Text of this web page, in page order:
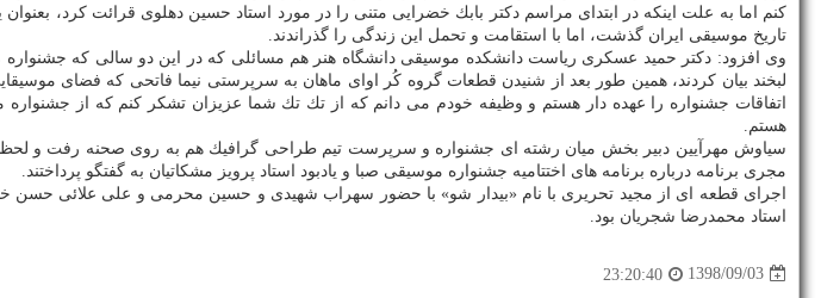
كنم اما به علت اینكه در ابتدای مراسم دكتر بابك خضرایی متنی را در مورد استاد حسین دهلوی قرائت كرد،
تاریخ موسیقی ایران گذشت، اما با استقامت و تحمل این زندگی را گذراندند.
وی افزود: دكتر حمید عسكری ریاست دانشكده موسیقی دانشگاه هنر هم مسائلی كه در این دو سالی كه جشنواره
لبخند بیان كردند، همین طور بعد از شنیدن قطعات گروه كُر اوای ماهان به سرپرستی نیما فاتحی كه فضای
اتفاقات جشنواره را عهده دار هستم و وظیفه خودم می دانم كه از تك تك شما عزیزان تشكر كنم كه از جشنواره
هستم.
سیاوش مهرآیین دبیر بخش میان رشته ای جشنواره و سرپرست تیم طراحی گرافیك هم به روی صحنه رفت و
مجری برنامه درباره برنامه های اختتامیه جشنواره موسیقی صبا و یادبود استاد پرویز مشكاتیان به گفتگو پرداختند.
اجرای قطعه ای از مجید تحریری با نام «بیدار شو» با حضور سهراب شهیدی و حسین محرمی و علی علائی حسن
استاد محمدرضا شجریان بود.
1398/09/03
23:20:40